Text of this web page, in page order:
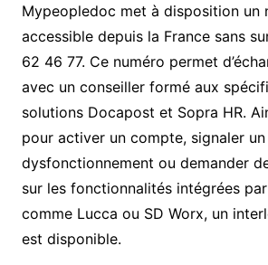
Mypeopledoc met à disposition un
accessible depuis la France sans
62 46 77. Ce numéro permet
avec un conseiller formé aux
solutions Docapost et Sopra HR.
pour activer un compte, signaler un
dysfonctionnement ou demander
sur les fonctionnalités intégrées
comme Lucca ou SD Worx, un
est disponible.